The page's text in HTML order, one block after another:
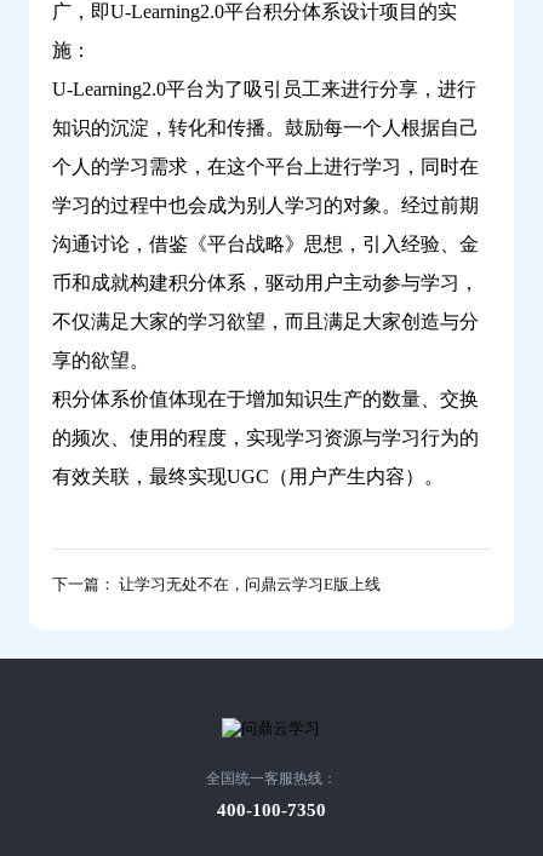
广，即U-Learning2.0平台积分体系设计项目的实
施：
U-Learning2.0平台为了吸引员工来进行分享，进行
知识的沉淀，转化和传播。鼓励每一个人根据自己
个人的学习需求，在这个平台上进行学习，同时在
学习的过程中也会成为别人学习的对象。经过前期
沟通讨论，借鉴《平台战略》思想，引入经验、金
币和成就构建积分体系，驱动用户主动参与学习，
不仅满足大家的学习欲望，而且满足大家创造与分
享的欲望。
积分体系价值体现在于增加知识生产的数量、交换
的频次、使用的程度，实现学习资源与学习行为的
有效关联，最终实现UGC（用户产生内容）。
下一篇： 让学习无处不在，问鼎云学习E版上线
全国统一客服热线：
400-100-7350